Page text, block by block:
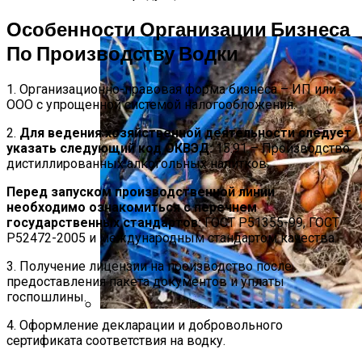
Благоприятные Дни Для Выкапывания
Тюльпанов В 2024 Году И Хранение
Особенности Организации Бизнеса
По Производству Водки
1. Организационно-правовая форма бизнеса – ИП или
ООО с упрощенной системой налогообложения.
2. Для ведения хозяйственной деятельности следует
указать следующий код ОКВЭД:15.91 – Производство
дистиллированных алкогольных напитков.
Перед запуском производственной линии
необходимо ознакомиться с перечнем
государственных стандартов:ГОСТ Р51355-99, ГОСТ
Р52472-2005 и международным стандартом качества.
3. Получение лицензии на производство после
предоставления пакета документов и уплаты
госпошлины.
4. Оформление декларации и добровольного
сертификата соответствия на водку.